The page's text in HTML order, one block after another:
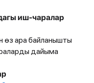
иш-чаралар
ара байланышты
дайыма